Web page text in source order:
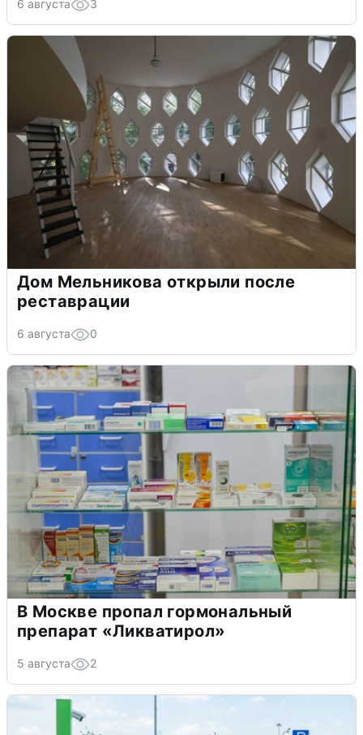
6 августа 3
Дом Мельникова открыли после
реставрации
6 августа 0
В Москве пропал гормональный
препарат «Ликватирол»
5 августа 2